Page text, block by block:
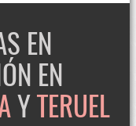
EN
EN
YTERUEL